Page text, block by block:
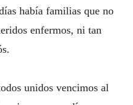
había familias que no
enfermos, ni tan
unidos vencimos al